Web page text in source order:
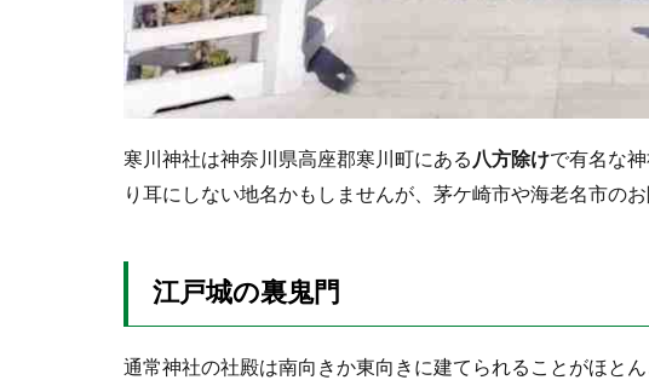
儀
（こ
んて
ん
3
参
ポ
ー
ト
3.1
寒川神社は神奈川県高座郡寒川町にある 八方除けで有名な
り耳にしない地名かもしませんが、茅ケ崎市や海老名市のお
江戸城の裏鬼門
通常神社の社殿は南向きか東向きに建てられることがほと